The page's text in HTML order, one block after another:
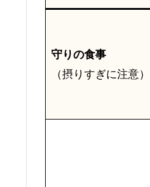
守りの食事
（摂りすぎに注意）